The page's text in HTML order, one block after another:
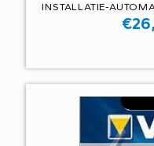
INSTALLATIE-
€